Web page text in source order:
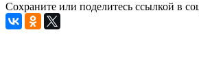
Сохраните или поделитесь ссылкой в